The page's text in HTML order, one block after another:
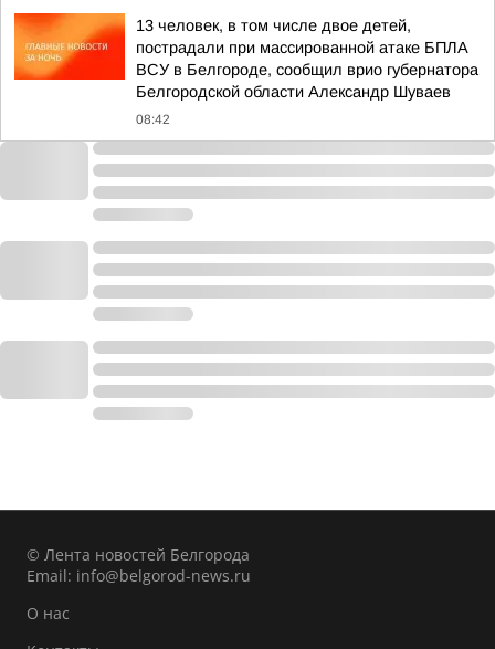
13 человек, в том числе двое детей,
пострадали при массированной атаке БПЛА
ВСУ в Белгороде, сообщил врио губернатора
Белгородской области Александр Шуваев
08:42
© Лента новостей Белгорода
Email: info@belgorod-news.ru
О нас